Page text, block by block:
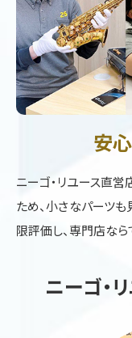
安
ニーゴ・リユース直
ため、小さなパーツ
限評価し、専門店な
ニーゴ・